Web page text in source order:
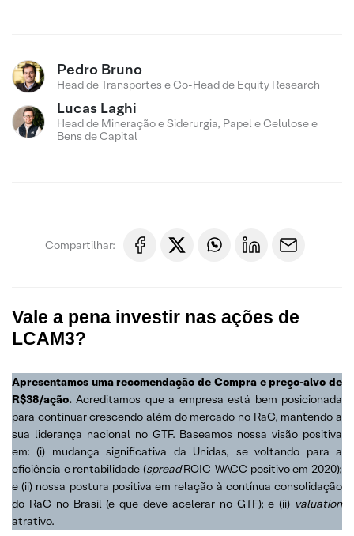
Pedro Bruno
Head de Transportes e Co-Head de Equity Research
Lucas Laghi
Head de Mineração e Siderurgia, Papel e Celulose e
Bens de Capital
Compartilhar:
Vale a pena investir nas ações de
LCAM3?
Apresentamos uma recomendação de Compra e preço-alvo de
R$38/ação. Acreditamos que a empresa está bem posicionada
para continuar crescendo além do mercado no RaC, mantendo a
sua liderança nacional no GTF. Baseamos nossa visão positiva
em: (i) mudança significativa da Unidas, se voltando para a
eficiência e rentabilidade (spreadROIC-WACC positivo em 2020);
e (ii) nossa postura positiva em relação à contínua consolidação
do RaC no Brasil (e que deve acelerar no GTF); e (ii) valuation
atrativo.